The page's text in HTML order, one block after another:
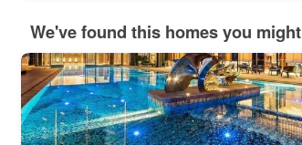
We've found this homes you